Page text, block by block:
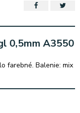
0,5mm A3550
farebné. Balenie: mix